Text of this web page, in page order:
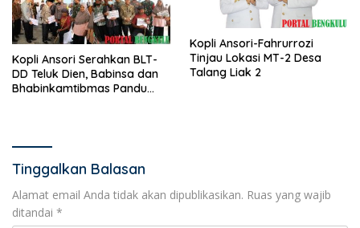
Kopli Ansori Serahkan BLT-
DD Teluk Dien, Babinsa dan
Bhabinkamtibmas Pandu
Kopli Ansori-Fahrurrozi
Tinjau Lokasi MT-2 Desa
Talang Liak 2
Tinggalkan Balasan
Alamat email Anda tidak akan dipublikasikan. Ruas yang wajib
ditandai *